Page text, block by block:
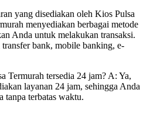
yang disediakan oleh Kios Pulsa
menyediakan berbagai metode
Anda untuk melakukan transaksi.
bank, mobile banking, e-
Termurah tersedia 24 jam? A: Ya,
layanan 24 jam, sehingga Anda
tanpa terbatas waktu.